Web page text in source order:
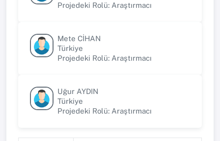
Projedeki Rolü: Araştırmacı
Mete CİHAN
Türkiye
Projedeki Rolü: Araştırmacı
Uğur AYDIN
Türkiye
Projedeki Rolü: Araştırmacı